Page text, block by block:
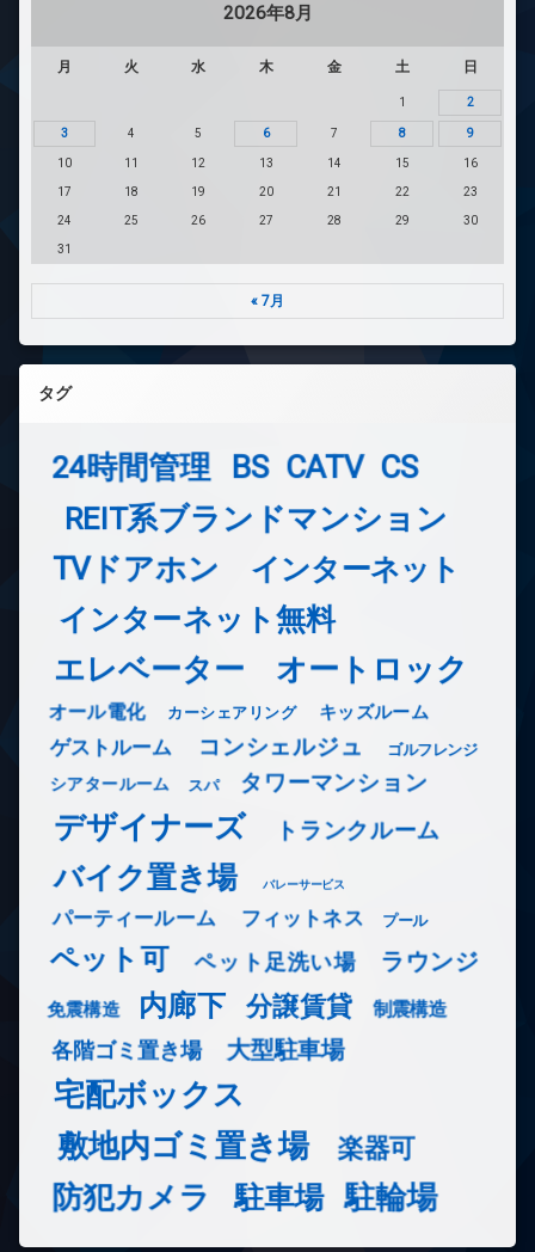
2026年8月
月 火 水 木 金 土 日
1 2
3 4 5 6 7 8 9
10 11 12 13 14 15 16
17 18 19 20 21 22 23
24 25 26 27 28 29 30
31
« 7月
タグ
24時間管理 BS CATV CS
REIT系ブランドマンション
TVドアホン インターネット
インターネット無料
エレベーター オートロック
オール電化 カーシェアリング キッズルーム
ゲストルーム コンシェルジュ ゴルフレンジ
シアタールーム スパ タワーマンション
デザイナーズ トランクルーム
バイク置き場 バレーサービス
パーティールーム フィットネス プール
ペット可 ペット足洗い場 ラウンジ
免震構造 内廊下 分譲賃貸 制震構造
各階ゴミ置き場 大型駐車場
宅配ボックス
敷地内ゴミ置き場
楽器可
防犯カメラ 駐車場 駐輪場